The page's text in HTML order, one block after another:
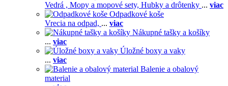
Vedrá , Mopy a mopové sety, Hubky a drôtenky ... viac
Odpadkové koše
Vrecia na odpad, ... viac
Nákupné tašky a košíky
... viac
Úložné boxy a vaky
... viac
Balenie a obalový
material